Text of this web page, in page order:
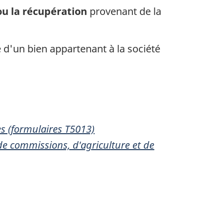
la récupération provenant de la
d'un bien appartenant à la société
(formulaires T5013)
commissions, d'agriculture et de